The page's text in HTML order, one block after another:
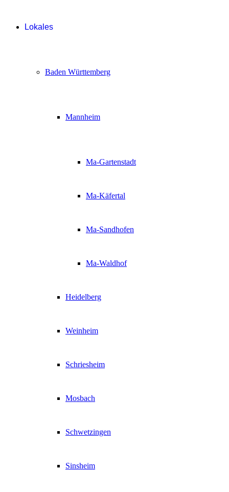
Lokales
Baden Württemberg
Mannheim
Ma-Gartenstadt
Ma-Käfertal
Ma-Sandhofen
Ma-Waldhof
Heidelberg
Weinheim
Schriesheim
Mosbach
Schwetzingen
Sinsheim